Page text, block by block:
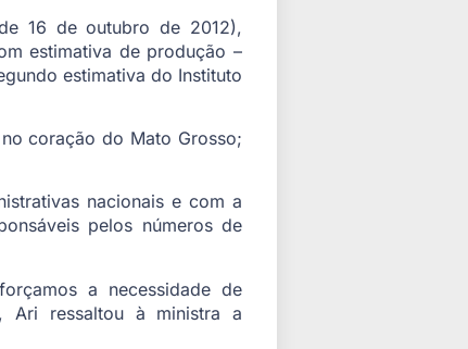
16 de outubro de 2012),
estimativa de produção –
estimativa do Instituto
coração do Mato Grosso;
nacionais e com a
pelos números de
a necessidade de
Ari ressaltou à ministra a